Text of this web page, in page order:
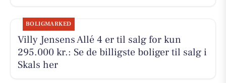
BOLIGMARKED
Villy Jensens Allé 4 er til salg for kun
295.000 kr.: Se de billigste boliger til salg i
Skals her